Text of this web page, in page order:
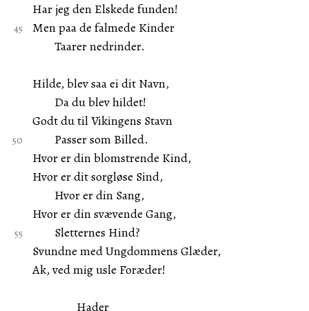
Har jeg den Elskede funden!
Men paa de falmede Kinder
Taarer nedrinder.
Hilde, blev saa ei dit Navn,
Da du blev hildet!
Godt du til Vikingens Stavn
Passer som Billed.
Hvor er din blomstrende Kind,
Hvor er dit sorgløse Sind,
Hvor er din Sang,
Hvor er din svævende Gang,
Sletternes Hind?
Svundne med Ungdommens Glæder,
Ak, ved mig usle Foræder!
Hader